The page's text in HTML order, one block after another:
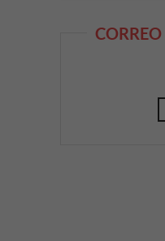
CORREO